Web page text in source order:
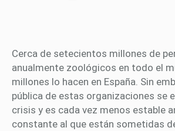
Cerca de setecientos millones de
anualmente zoológicos en todo el
millones lo hacen en España. Sin
pública de estas organizaciones se
crisis y es cada vez menos estable
constante al que están sometidas